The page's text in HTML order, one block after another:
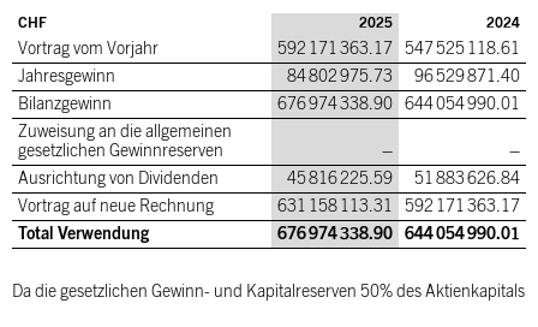
CHF 2025 2024
Vortrag vom Vorjahr 592 171 363.17
547 525 118.61
Jahresgewinn
84 802 975.73
96 529 871.40
Bilanzgewinn
676 974 338.90
644 054 990.01
Zuweisung an die allgemeinen
gesetzlichen Gewinnreserven
–
–
Ausrichtung von Dividenden
45 816 225.59
51 883 626.84
Vortrag auf neue Rechnung
631 158 113.31
592 171 363.17
Total Verwendung
676 974 338.90 644 054 990.01
Da die gesetzlichen Gewinn- und Kapitalreserven 50% des Aktienkapitals